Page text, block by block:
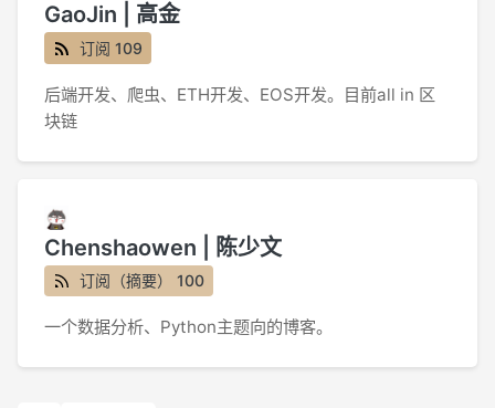
GaoJin | 高金
订阅 109
后端开发、爬虫、ETH开发、EOS开发。目前all in 区
块链
Chenshaowen | 陈少文
订阅（摘要） 100
一个数据分析、Python主题向的博客。